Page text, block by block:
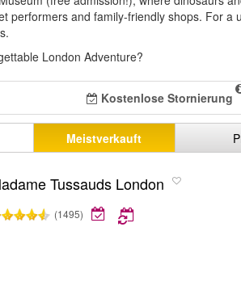
performers and family-friendly shops. For
London Adventure?
Kostenlose Stornierung
Meistverkauft
Tussauds London
(1495)